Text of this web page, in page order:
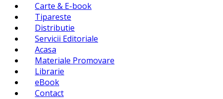
Carte & E-book
Tipareste
Distributie
Servicii Editoriale
Acasa
Materiale Promovare
Librarie
eBook
Contact